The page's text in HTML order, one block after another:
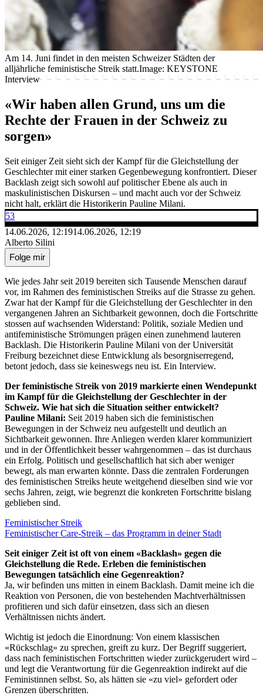
Am 14. Juni findet in den meisten Schweizer Städten der
alljährliche feministische Streik statt.Image: KEYSTONE
Interview
«Wir haben allen Grund, uns um die
Rechte der Frauen in der Schweiz zu
sorgen»
Seit einiger Zeit sieht sich der Kampf für die Gleichstellung der
Geschlechter mit einer starken Gegenbewegung konfrontiert. Dieser
Backlash zeigt sich sowohl auf politischer Ebene als auch in
maskulinistischen Diskursen – und macht auch vor der Schweiz
nicht halt, erklärt die Historikerin Pauline Milani.
53
14.06.2026, 12:1914.06.2026, 12:19
Alberto Silini
Folge mir
Wie jedes Jahr seit 2019 bereiten sich Tausende Menschen darauf
vor, im Rahmen des feministischen Streiks auf die Strasse zu gehen.
Zwar hat der Kampf für die Gleichstellung der Geschlechter in den
vergangenen Jahren an Sichtbarkeit gewonnen, doch die Fortschritte
stossen auf wachsenden Widerstand: Politik, soziale Medien und
antifeministische Strömungen prägen einen zunehmend lauteren
Backlash. Die Historikerin Pauline Milani von der Universität
Freiburg bezeichnet diese Entwicklung als besorgniserregend,
betont jedoch, dass sie keineswegs neu ist. Ein Interview.
Der feministische Streik von 2019 markierte einen Wendepunkt
im Kampf für die Gleichstellung der Geschlechter in der
Schweiz. Wie hat sich die Situation seither entwickelt?
Pauline Milani: Seit 2019 haben sich die feministischen
Bewegungen in der Schweiz neu aufgestellt und deutlich an
Sichtbarkeit gewonnen. Ihre Anliegen werden klarer kommuniziert
und in der Öffentlichkeit besser wahrgenommen – das ist durchaus
ein Erfolg. Politisch und gesellschaftlich hat sich aber weniger
bewegt, als man erwarten könnte. Dass die zentralen Forderungen
des feministischen Streiks heute weitgehend dieselben sind wie vor
sechs Jahren, zeigt, wie begrenzt die konkreten Fortschritte bislang
geblieben sind.
Feministischer Streik
Feministischer Care-Streik – das Programm in deiner Stadt
Seit einiger Zeit ist oft von einem «Backlash» gegen die
Gleichstellung die Rede. Erleben die feministischen
Bewegungen tatsächlich eine Gegenreaktion?
Ja, wir befinden uns mitten in einem Backlash. Damit meine ich die
Reaktion von Personen, die von bestehenden Machtverhältnissen
profitieren und sich dafür einsetzen, dass sich an diesen
Verhältnissen nichts ändert.
Wichtig ist jedoch die Einordnung: Von einem klassischen
«Rückschlag» zu sprechen, greift zu kurz. Der Begriff suggeriert,
dass nach feministischen Fortschritten wieder zurückgerudert wird –
und legt die Verantwortung für die Gegenreaktion indirekt auf die
Feministinnen selbst. So, als hätten sie «zu viel» gefordert oder
Grenzen überschritten.